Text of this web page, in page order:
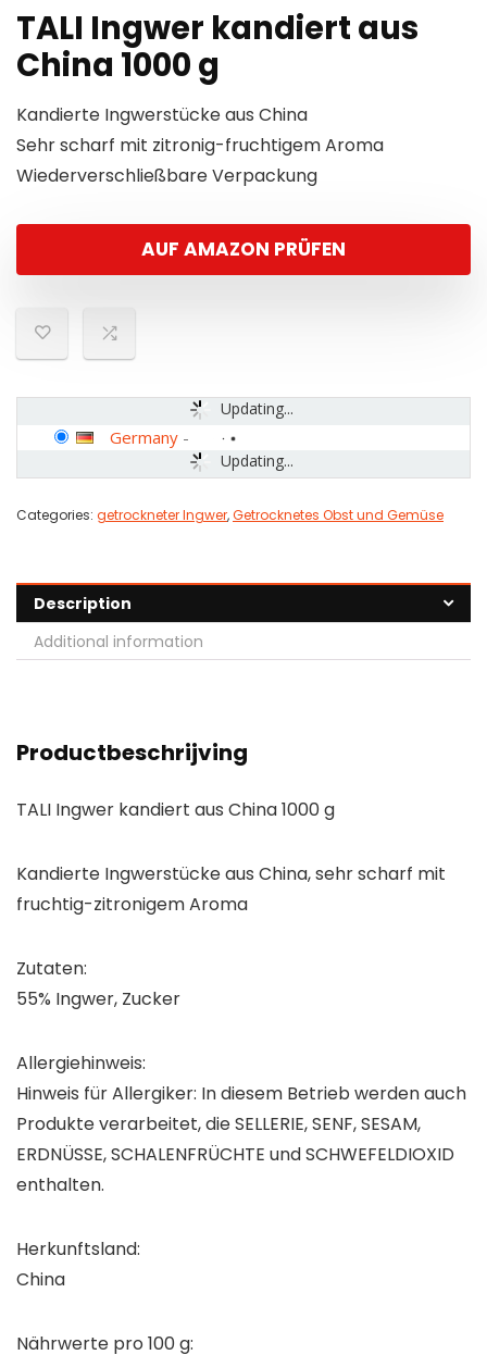
TALI Ingwer kandiert aus
China 1000 g
Kandierte Ingwerstücke aus China
Sehr scharf mit zitronig-fruchtigem Aroma
Wiederverschließbare Verpackung
AUF AMAZON PRÜFEN
Updating...
Updating...
Germany -
Categories: getrockneter Ingwer,Getrocknetes Obst und Gemüse
Description
Additional information
Productbeschrijving
TALI Ingwer kandiert aus China 1000 g
Kandierte Ingwerstücke aus China, sehr scharf mit
fruchtig-zitronigem Aroma
Zutaten:
55% Ingwer, Zucker
Allergiehinweis:
Hinweis für Allergiker: In diesem Betrieb werden auch
Produkte verarbeitet, die SELLERIE, SENF, SESAM,
ERDNÜSSE, SCHALENFRÜCHTE und SCHWEFELDIOXID
enthalten.
Herkunftsland:
China
Nährwerte pro 100 g: